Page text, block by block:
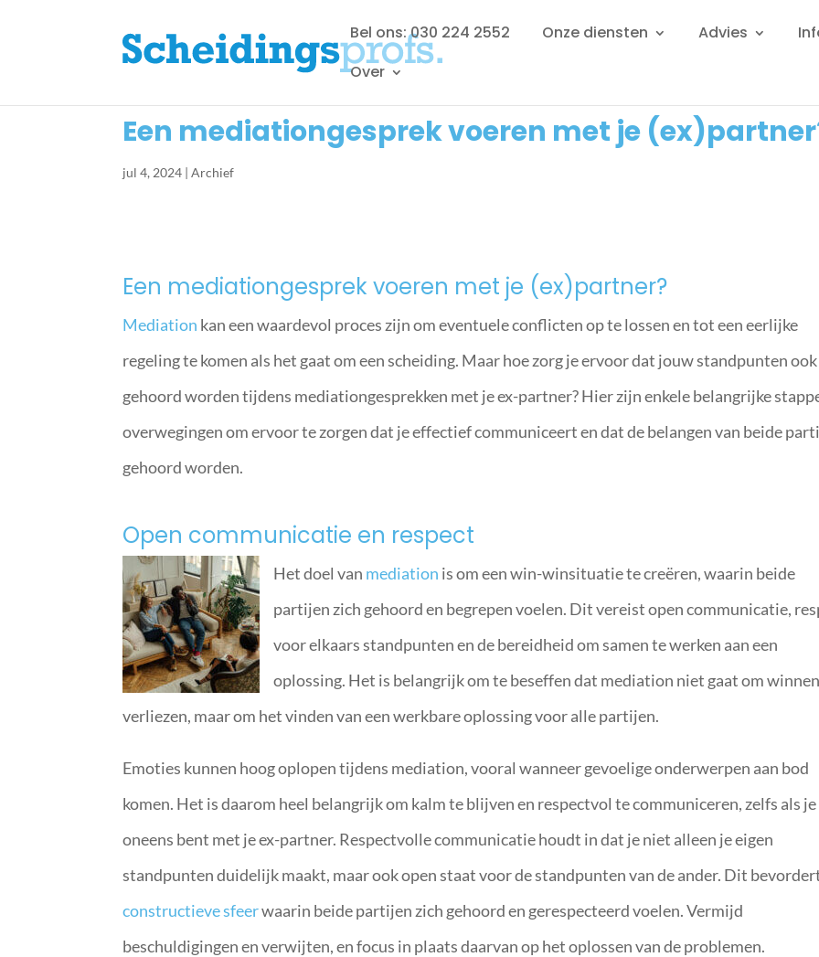
Bel ons: 030 224 2552 Onze diensten Advies
Over
Een mediationgesprek voeren met je
jul 4, 2024 |Archief
Een mediationgesprek voeren met je (ex)partner?
Mediation kan een waardevol proces zijn om eventuele conflicten op te lossen en tot een eerlijke
regeling te komen als het gaat om een scheiding. Maar hoe zorg je ervoor dat jouw standpunten ook
gehoord worden tijdens mediationgesprekken met je ex-partner? Hier zijn enkele belangrijke
overwegingen om ervoor te zorgen dat je effectief communiceert en dat de belangen van beide
gehoord worden.
Open communicatie en respect
Het doel van mediation is om een win-winsituatie te creëren, waarin beide
partijen zich gehoord en begrepen voelen. Dit vereist open communicatie,
voor elkaars standpunten en de bereidheid om samen te werken aan een
oplossing. Het is belangrijk om te beseffen dat mediation niet gaat om
verliezen, maar om het vinden van een werkbare oplossing voor alle partijen.
Emoties kunnen hoog oplopen tijdens mediation, vooral wanneer gevoelige onderwerpen aan bod
komen. Het is daarom heel belangrijk om kalm te blijven en respectvol te communiceren, zelfs als
oneens bent met je ex-partner. Respectvolle communicatie houdt in dat je niet alleen je eigen
standpunten duidelijk maakt, maar ook open staat voor de standpunten van de ander. Dit
constructieve sfeerwaarin beide partijen zich gehoord en gerespecteerd voelen. Vermijd
beschuldigingen en verwijten, en focus in plaats daarvan op het oplossen van de problemen.